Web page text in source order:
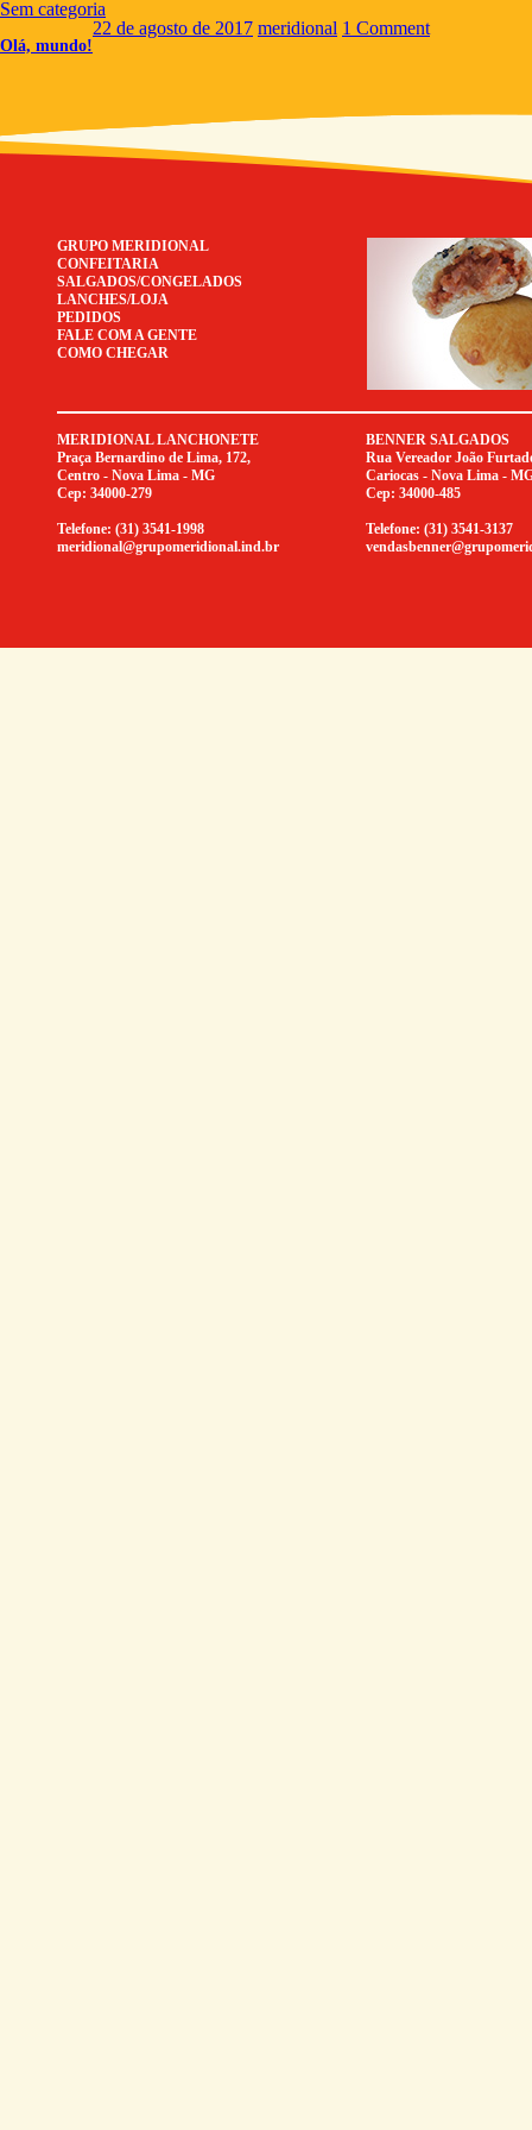
ARCHIVES
Sem categoria
Olá, mundo!
22 de agosto de 2017 meridional 1 Comment
Bem-vindo ao WordPress. Esse é o seu primeiro post.
Edite-o ou exclua-o, e então comece a escrever!
doces, tortas e
GRUPO MERIDIONAL
CONFEITARIA
SALGADOS/CONGELADOS
LANCHES/LOJA
PEDIDOS
FALE COM A GENTE
COMO CHEGAR
MERIDIONAL LANCHONETE
Praça Bernardino de Lima, 172,
Centro - Nova Lima - MG
Cep: 34000-279
Telefone: (31) 3541-1998
meridional@grupomeridional.ind.br
BENNER SALGADOS
Rua Vereador João
Cariocas - Nova Lima -
Cep: 34000-485
Telefone: (31) 3541-3137